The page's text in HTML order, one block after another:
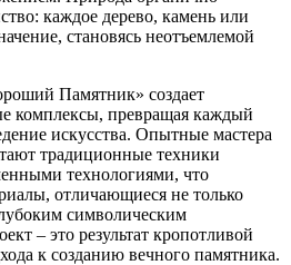
каждое дерево, камень или
становясь неотъемлемой
Памятник» создает
комплексы, превращая каждый
искусства. Опытные мастера
традиционные техники
технологиями, что
отличающиеся не только
символическим
– это результат кропотливой
к созданию вечного памятника.